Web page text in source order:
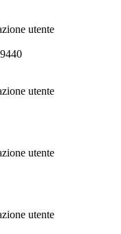
utente
utente
utente
utente